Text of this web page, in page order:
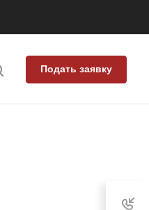
Подать заявку